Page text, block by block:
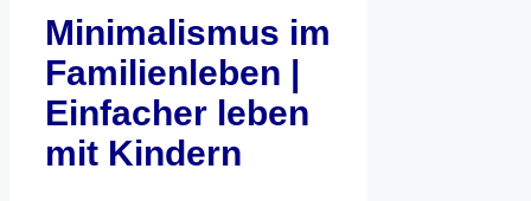
Minimalismus im
Familienleben |
Einfacher leben
mit Kindern